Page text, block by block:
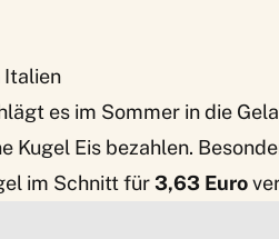
Italien
es im Sommer in die
Kugel Eis bezahlen.
im Schnitt für3,63 Euro